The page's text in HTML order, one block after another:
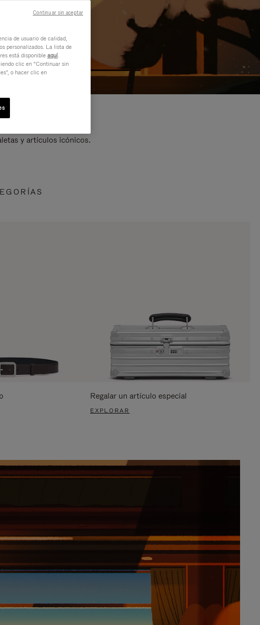
y artículos icónicos.
Regalar un artículo especial
EXPLORAR
de usuario de calidad,
personalizados. La lista de
está disponibleaquí.
clic en “Continuar sin
o hacer clic en
Continuar sin aceptar